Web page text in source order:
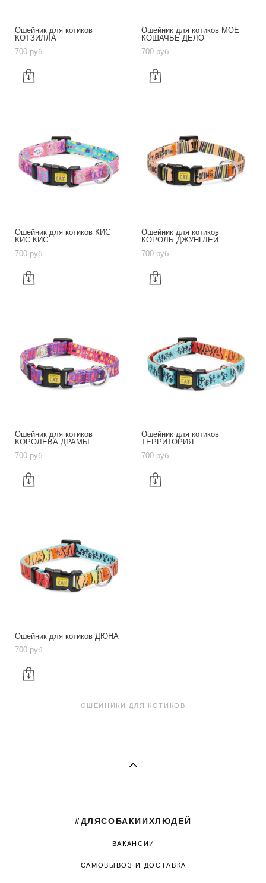
Ошейник для котиков
КОТЗИЛЛА
700 pуб.
Ошейник для котиков МОЁ
КОШАЧЬЕ ДЕЛО
700 pуб.
Ошейник для котиков КИС
КИС КИС
700 pуб.
Ошейник для котиков
КОРОЛЬ ДЖУНГЛЕЙ
700 pуб.
Ошейник для котиков
КОРОЛЕВА ДРАМЫ
700 pуб.
Ошейник для котиков
ТЕРРИТОРИЯ
700 pуб.
Ошейник для котиков ДЮНА
700 pуб.
ОШЕЙНИКИ ДЛЯ КОТИКОВ
#ДЛЯСОБАКИИХЛЮДЕЙ
ВАКАНСИИ
САМОВЫВОЗ И ДОСТАВКА